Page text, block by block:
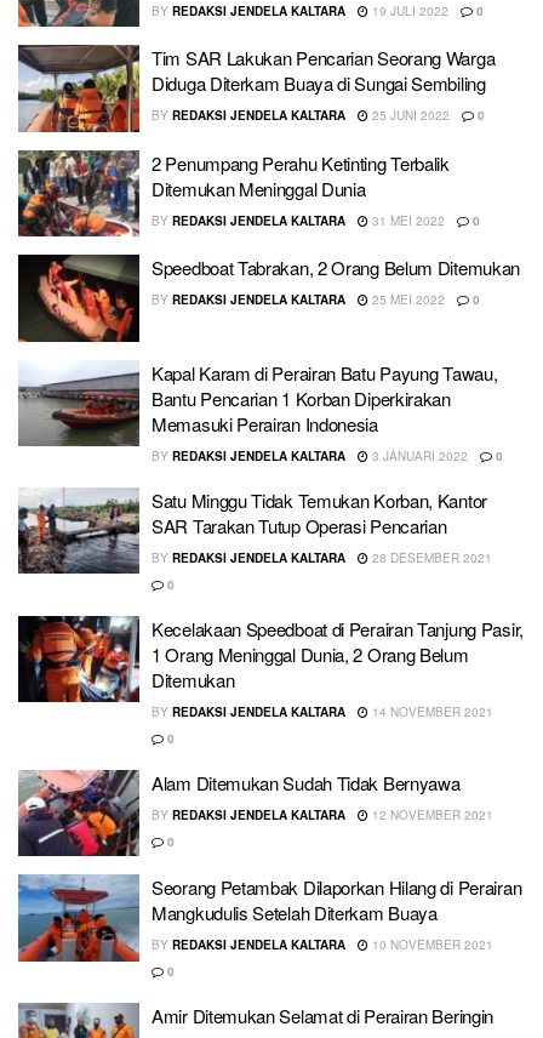
BY REDAKSI JENDELA KALTARA 19 JULI 2022 0
Tim SAR Lakukan Pencarian Seorang Warga
Diduga Diterkam Buaya di Sungai Sembiling
BY REDAKSI JENDELA KALTARA 25 JUNI 2022 0
2 Penumpang Perahu Ketinting Terbalik
Ditemukan Meninggal Dunia
BY REDAKSI JENDELA KALTARA 31 MEI 2022 0
Speedboat Tabrakan, 2 Orang Belum Ditemukan
BY REDAKSI JENDELA KALTARA 25 MEI 2022 0
Kapal Karam di Perairan Batu Payung Tawau,
Bantu Pencarian 1 Korban Diperkirakan
Memasuki Perairan Indonesia
BY REDAKSI JENDELA KALTARA 3 JANUARI 2022 0
Satu Minggu Tidak Temukan Korban, Kantor
SAR Tarakan Tutup Operasi Pencarian
BY REDAKSI JENDELA KALTARA
28 DESEMBER 2021
0
Kecelakaan Speedboat di Perairan Tanjung Pasir,
1 Orang Meninggal Dunia, 2 Orang Belum
Ditemukan
BY REDAKSI JENDELA KALTARA
14 NOVEMBER 2021
0
Alam Ditemukan Sudah Tidak Bernyawa
BY REDAKSI JENDELA KALTARA
12 NOVEMBER 2021
0
Seorang Petambak Dilaporkan Hilang di Perairan
Mangkudulis Setelah Diterkam Buaya
BY REDAKSI JENDELA KALTARA
10 NOVEMBER 2021
0
Amir Ditemukan Selamat di Perairan Beringin